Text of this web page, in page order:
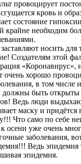
провоцирует
кровь и
состояние
крайне необходим
носить
Создателям этой
очень хорошо
в том числе и
быть открыты
Ведь люди
маску и придётся
Что само по себе
осени уже очень
заболевания,
Ведь эпидемия
эпидемия.